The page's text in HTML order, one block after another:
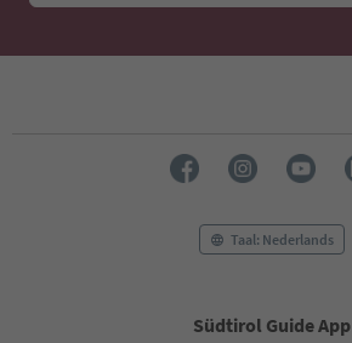
Taal: Nederlands
Südtirol Guide App